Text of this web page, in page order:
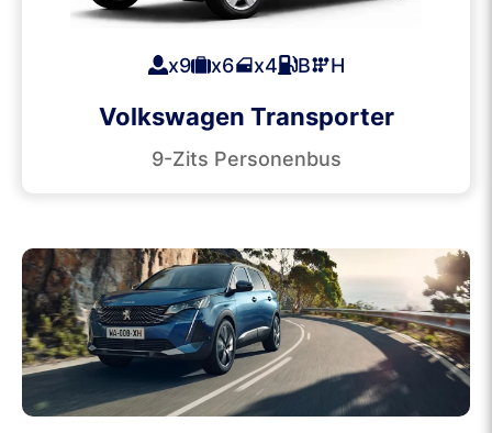
x9 x6 x4 B H
Volkswagen Transporter
9-Zits Personenbus